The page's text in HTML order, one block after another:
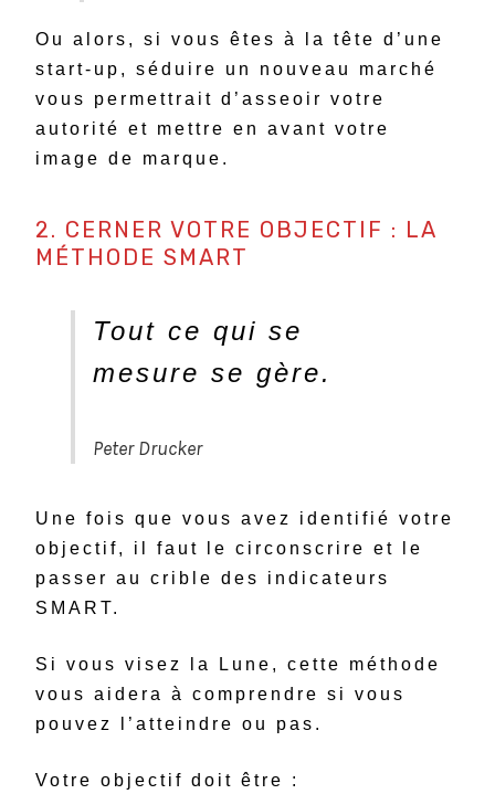
Ou alors, si vous êtes à la tête d’une
start-up, séduire un nouveau marché
vous permettrait d’asseoir votre
autorité et mettre en avant votre
image de marque.
2. CERNER VOTRE OBJECTIF : LA
MÉTHODE SMART
Tout ce qui se
mesure se gère.
Peter Drucker
Une fois que vous avez identifié votre
objectif, il faut le circonscrire et le
passer au crible des indicateurs
SMART.
Si vous visez la Lune, cette méthode
vous aidera à comprendre si vous
pouvez l’atteindre ou pas.
Votre objectif doit être :